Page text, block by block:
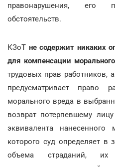
правонарушения, его
обстоятельств.
КЗоТ не содержит никаких
для компенсации
трудовых прав работников,
предусматривает право
морального вреда в
возврат потерпевшему
эквивалента нанесенного
которого суд определяет в
объема страданий, их